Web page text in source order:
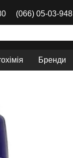
(066) 05-03-948
Бренди